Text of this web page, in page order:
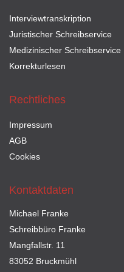
Interviewtranskription
Juristischer Schreibservice
Medizinischer Schreibservice
Korrekturlesen
Rechtliches
Impressum
AGB
Cookies
Kontaktdaten
Michael Franke
Schreibbüro Franke
Mangfallstr. 11
83052 Bruckmühl